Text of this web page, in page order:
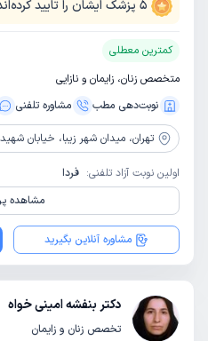
5 پزشک ایشان را تایید
کمترین معطلی
متخصص زنان، زایمان و نازایی
نوبت‌دهی مطب
مشاوره‌ تلفنی
تهران، میدان شهر زیبا، خیابان شهید مرادی، اول بلوار تعاون،
اولین نوبت آزاد تلفنی: فردا
مشاهده
مشاوره آنلاین بگیرید
دکتر بنفشه امینی خواه
تخصص زنان و زایمان